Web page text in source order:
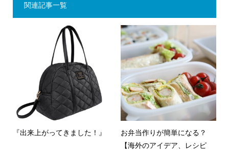
関連記事一覧
『出来上がってきました！』
お弁当作りが簡単になる？
【海外のアイデア、レシピ